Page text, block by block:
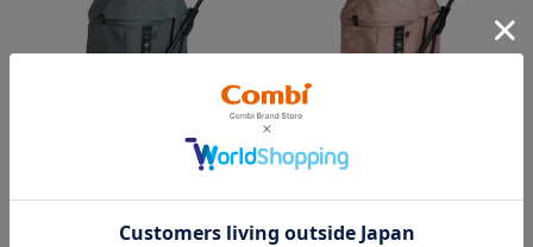
フィカゴー アジャイル 2
フィカゴー アジャイル 2